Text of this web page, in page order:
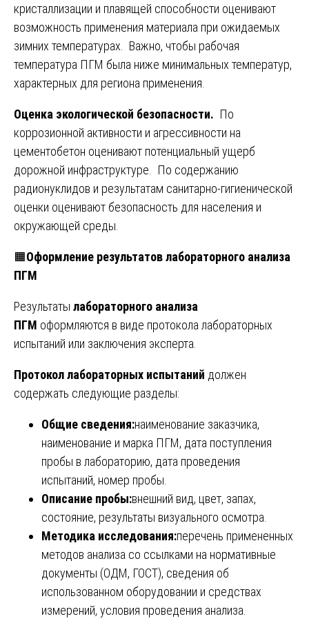
кристаллизации и плавящей способности оценивают
возможность применения материала при ожидаемых
зимних температурах. Важно, чтобы рабочая
температура ПГМ была ниже минимальных температур,
характерных для региона применения.
Оценка экологической безопасности. По
коррозионной активности и агрессивности на
цементобетон оценивают потенциальный ущерб
дорожной инфраструктуре. По содержанию
радионуклидов и результатам санитарно-гигиенической
оценки оценивают безопасность для населения и
окружающей среды.
🟧Оформление результатов лабораторного анализа
ПГМ
Результаты лабораторного анализа
ПГМ оформляются в виде протокола лабораторных
испытаний или заключения эксперта.
Протокол лабораторных испытаний должен
содержать следующие разделы:
Общие сведения:наименование заказчика,
наименование и марка ПГМ, дата поступления
пробы в лабораторию, дата проведения
испытаний, номер пробы.
Описание пробы:внешний вид, цвет, запах,
состояние, результаты визуального осмотра.
Методика исследования:перечень примененных
методов анализа со ссылками на нормативные
документы (ОДМ, ГОСТ), сведения об
использованном оборудовании и средствах
измерений, условия проведения анализа.